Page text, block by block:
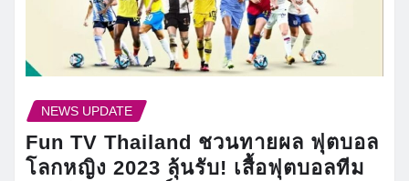
NEWS UPDATE
Fun TV Thailand ชวนทายผล ฟุตบอล
โลกหญิง 2023 ลุ้นรับ! เสื้อฟุตบอลทีม